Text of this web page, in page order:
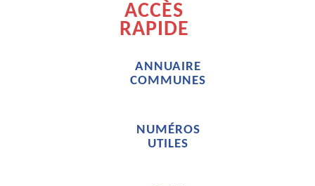
ACCÈS
RAPIDE
ANNUAIRE
COMMUNES
NUMÉROS
UTILES